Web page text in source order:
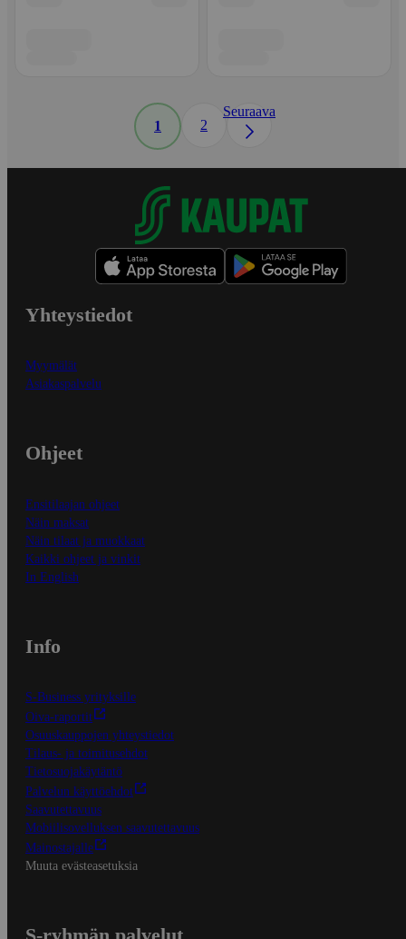
1 2
Seuraava
Yhteystiedot
Myymälät
Asiakaspalvelu
Ohjeet
Ensitilaajan ohjeet
Näin maksat
Näin tilaat ja muokkaat
Kaikki ohjeet ja vinkit
In English
Info
S-Business yrityksille
Oiva-raportit
Osuuskauppojen yhteystiedot
Tilaus- ja toimitusehdot
Tietosuojakäytäntö
Palvelun käyttöehdot
Saavutettavuus
Mobiilisovelluksen saavutettavuus
Mainostajalle
Muuta evästeasetuksia